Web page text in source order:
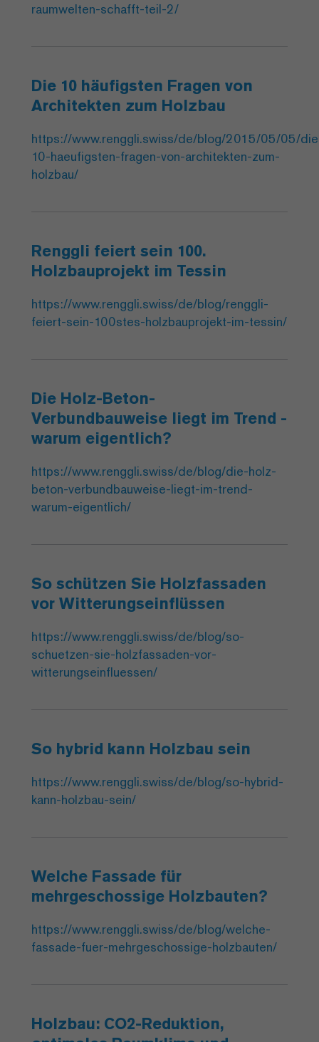
raumwelten-schafft-teil-2/
Die 10 häufigsten Fragen von
Architekten zum Holzbau
https://www.renggli.swiss/de/blog/2015/05/05/
10-haeufigsten-fragen-von-architekten-zum-
holzbau/
Renggli feiert sein 100.
Holzbauprojekt im Tessin
https://www.renggli.swiss/de/blog/renggli-
feiert-sein-100stes-holzbauprojekt-im-tessin/
Die Holz-Beton-
Verbundbauweise liegt im Trend -
warum eigentlich?
https://www.renggli.swiss/de/blog/die-holz-
beton-verbundbauweise-liegt-im-trend-
warum-eigentlich/
So schützen Sie Holzfassaden
vor Witterungseinflüssen
https://www.renggli.swiss/de/blog/so-
schuetzen-sie-holzfassaden-vor-
witterungseinfluessen/
So hybrid kann Holzbau sein
https://www.renggli.swiss/de/blog/so-hybrid-
kann-holzbau-sein/
Welche Fassade für
mehrgeschossige Holzbauten?
https://www.renggli.swiss/de/blog/welche-
fassade-fuer-mehrgeschossige-holzbauten/
Holzbau: CO2-Reduktion,